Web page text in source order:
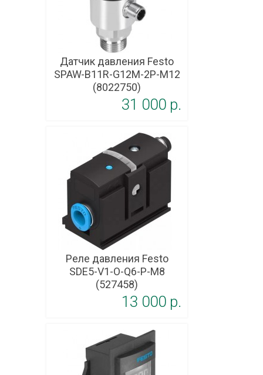
Датчик давления Festo
SPAW-B11R-G12M-2P-M12
(8022750)
31 000 p.
Реле давления Festo
SDE5-V1-O-Q6-P-M8
(527458)
13 000 p.